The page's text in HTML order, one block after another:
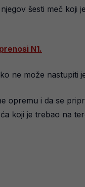
šesti meč
prenosi N1.
ne može nastupiti
opremu i da se
koji je trebao na